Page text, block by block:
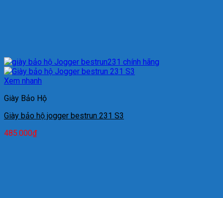
Xem nhanh
Giày Bảo Hộ
Giày bảo hộ jogger bestrun 231 S3
485.000₫